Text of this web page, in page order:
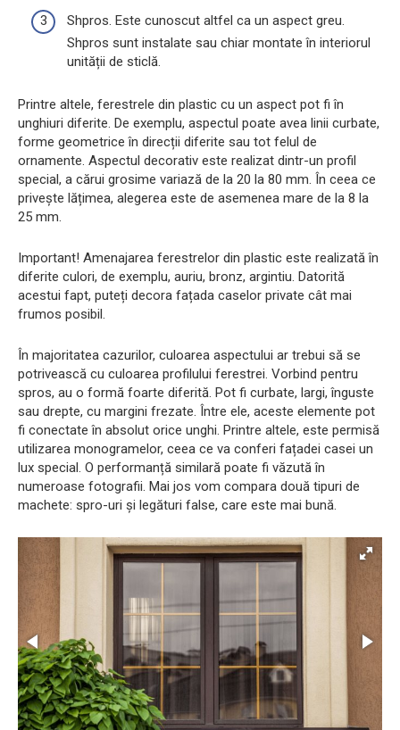
Shpros. Este cunoscut altfel ca un aspect greu.
Shpros sunt instalate sau chiar montate în interiorul
unității de sticlă.
Printre altele, ferestrele din plastic cu un aspect pot fi în
unghiuri diferite. De exemplu, aspectul poate avea linii curbate,
forme geometrice în direcții diferite sau tot felul de
ornamente. Aspectul decorativ este realizat dintr-un profil
special, a cărui grosime variază de la 20 la 80 mm. În ceea ce
privește lățimea, alegerea este de asemenea mare de la 8 la
25 mm.
Important! Amenajarea ferestrelor din plastic este realizată în
diferite culori, de exemplu, auriu, bronz, argintiu. Datorită
acestui fapt, puteți decora fațada caselor private cât mai
frumos posibil.
În majoritatea cazurilor, culoarea aspectului ar trebui să se
potrivească cu culoarea profilului ferestrei. Vorbind pentru
spros, au o formă foarte diferită. Pot fi curbate, largi, înguste
sau drepte, cu margini frezate. Între ele, aceste elemente pot
fi conectate în absolut orice unghi. Printre altele, este permisă
utilizarea monogramelor, ceea ce va conferi fațadei casei un
lux special. O performanță similară poate fi văzută în
numeroase fotografii. Mai jos vom compara două tipuri de
machete: spro-uri și legături false, care este mai bună.